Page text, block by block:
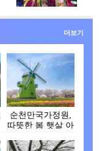
더보기
순천만국가정원,
따뜻한 봄 햇살 아
나…